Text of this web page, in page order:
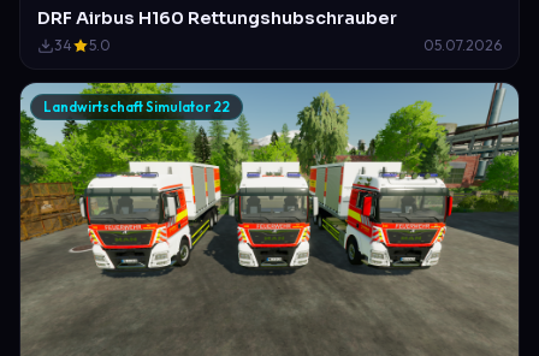
DRF Airbus H160 Rettungshubschrauber
34 5.0 05.07.2026
Landwirtschaft Simulator 22